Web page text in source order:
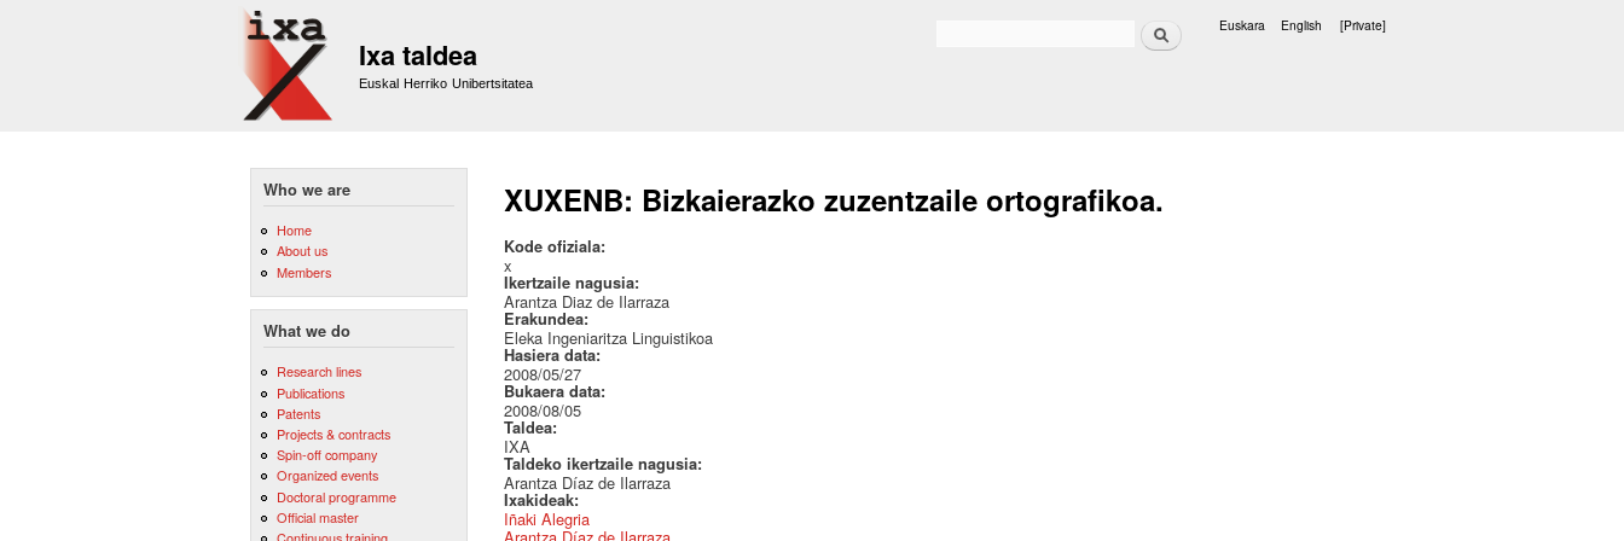
Ixa taldea
Euskal Herriko Unibertsitatea
Search Euskara English [Private]
Who we are
Home
About us
Members
What we do
Research lines
Publications
Patents
Projects & contracts
Spin-off company
Organized events
Doctoral programme
Official master
XUXENB: Bizkaierazko zuzentzaile ortografikoa.
Kode ofiziala:
x
Ikertzaile nagusia:
Arantza Diaz de Ilarraza
Erakundea:
Eleka Ingeniaritza Linguistikoa
Hasiera data:
2008/05/27
Bukaera data:
2008/08/05
Taldea:
IXA
Taldeko ikertzaile nagusia:
Arantza Díaz de Ilarraza
Ixakideak:
Iñaki Alegria